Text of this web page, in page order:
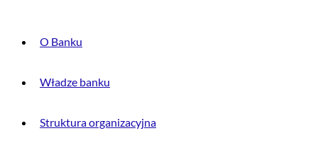
O Banku
Władze banku
Struktura organizacyjna